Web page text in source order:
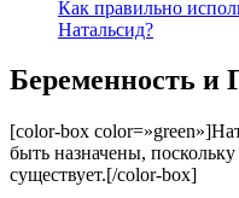
Как правильно
Натальсид?
Беременность и
[color-box
быть назначены,
существует.[/color-box]